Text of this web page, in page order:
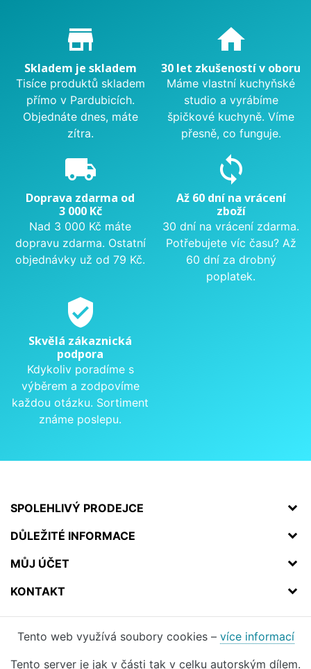
Proč nakupovat u nás?
store_mall_directory
Skladem je skladem
Tisíce produktů skladem
přímo v Pardubicích.
Objednáte dnes, máte
zítra.
home
30 let zkušeností v oboru
Máme vlastní kuchyňské
studio a vyrábíme
špičkové kuchyně. Víme
přesně, co funguje.
local_shipping
Doprava zdarma od
3 000 Kč
Nad 3 000 Kč máte
dopravu zdarma. Ostatní
objednávky už od 79 Kč.
sync
Až 60 dní na vrácení
zboží
30 dní na vrácení zdarma.
Potřebujete víc času? Až
60 dní za drobný
poplatek.
verified_user
Skvělá zákaznická
podpora
Kdykoliv poradíme s
výběrem a zodpovíme
každou otázku. Sortiment
známe poslepu.
SPOLEHLIVÝ PRODEJCE
DŮLEŽITÉ INFORMACE
MŮJ ÚČET
KONTAKT
Tento web využívá soubory cookies – více informací
Tento server je jak v části tak v celku autorským dílem.